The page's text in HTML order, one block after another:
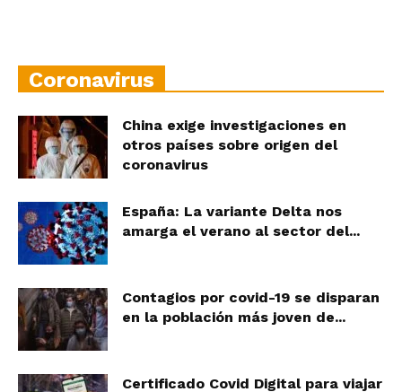
Coronavirus
China exige investigaciones en
otros países sobre origen del
coronavirus
España: La variante Delta nos
amarga el verano al sector del...
Contagios por covid-19 se disparan
en la población más joven de...
Certificado Covid Digital para viajar